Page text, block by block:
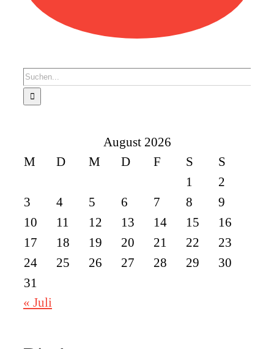
Suche
nach:
August 2026
M
D M D F S
S
1
2
3
4 5 6 7 8
9
10
11 12 13 14 15
16
17
18 19 20 21 22
23
24
25 26 27 28 29
30
31
« Juli